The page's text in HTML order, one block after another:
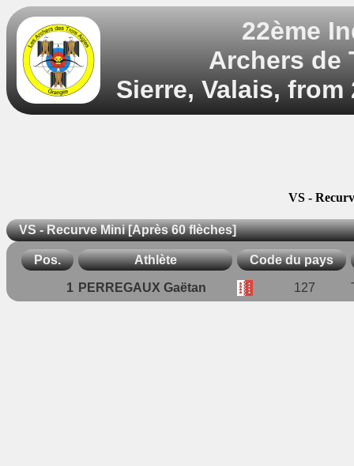
22ème
Archers de
Sierre, Valais, from
VS -
VS - Recurve Mini [Après 60 flèches]
Pos. Athlète Code du pays
1 PERREGAUX Gaëtan 127